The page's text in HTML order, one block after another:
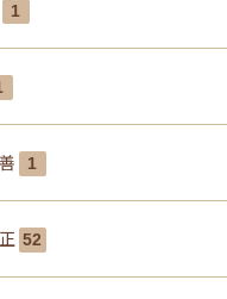
1
1
52